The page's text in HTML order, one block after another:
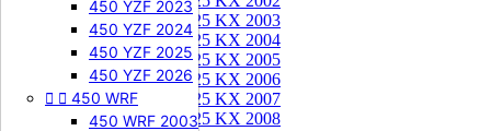
450 YZF 2023
450 YZF 2024
450 YZF 2025
450 YZF 2026
  450 WRF
450 WRF 2003
125 KX 2003
125 KX 2004
125 KX 2005
125 KX 2006
125 KX 2007
125 KX 2008